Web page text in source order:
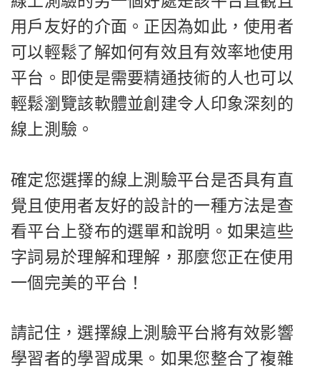
用戶友好的介面。正因為如此，使用者
可以輕鬆了解如何有效且有效率地使用
平台。即使是需要精通技術的人也可以
輕鬆瀏覽該軟體並創建令人印象深刻的
線上測驗。
確定您選擇的線上測驗平台是否具有直
覺且使用者友好的設計的一種方法是查
看平台上發布的選單和說明。如果這些
字詞易於理解和理解，那麼您正在使用
一個完美的平台！
請記住，選擇線上測驗平台將有效影響
學習者的學習成果。如果您整合了複雜